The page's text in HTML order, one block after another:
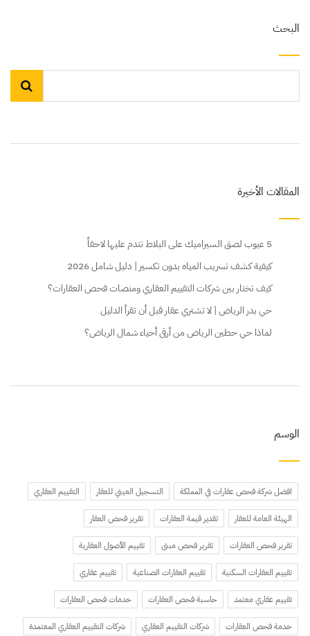
البحث
المقالات الأخيرة
5 عيوب لصق السيراميك على البلاط تندم عليها لاحقاً
كيفية كشف تسريب المياه بدون تكسير | دليل شامل 2026
كيف تختار بين شركات التقييم العقاري ومنصات فحص العقارات؟
حي بدر الرياض | لا تشتري عقار قبل أن تقرأ الدليل
لماذا حي حطين الرياض من أرقى أحياء شمال الرياض؟
الوسم
افضل شركة فحص عقارات في المملكة التسجيل العيني للعقار التقييم العقاري
الهيئة العامة للعقار تقدير قيمة العقارات تقرير فحص العقار
تقرير فحص العقارات تقرير فحص مبنى تقييم الأصول العقارية
تقييم العقارات السكنية تقييم العقارات الصناعية تقييم عقاري
تقييم عقاري معتمد حاسبة فحص العقارات خدمات فحص العقارات
خدمة فحص العقارات شركات التقييم العقاري شركات التقييم العقاري المعتمدة